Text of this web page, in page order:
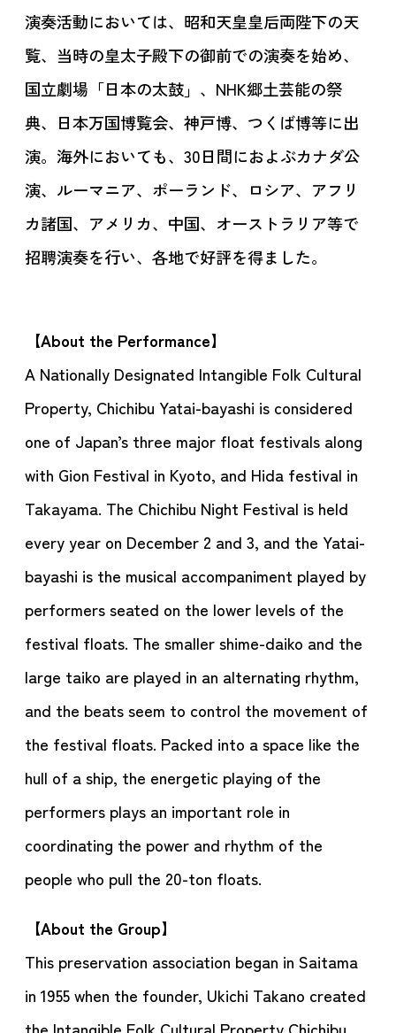
演奏活動においては、昭和天皇皇后両陛下の天
覧、当時の皇太子殿下の御前での演奏を始め、
国立劇場「日本の太鼓」、NHK郷土芸能の祭
典、日本万国博覧会、神戸博、つくば博等に出
演。海外においても、30日間におよぶカナダ公
演、ルーマニア、ポーランド、ロシア、アフリ
カ諸国、アメリカ、中国、オーストラリア等で
招聘演奏を行い、各地で好評を得ました。
【About the Performance】
A Nationally Designated Intangible Folk Cultural
Property, Chichibu Yatai-bayashi is considered
one of Japan’s three major float festivals along
with Gion Festival in Kyoto, and Hida festival in
Takayama. The Chichibu Night Festival is held
every year on December 2 and 3, and the Yatai-
bayashi is the musical accompaniment played by
performers seated on the lower levels of the
festival floats. The smaller shime-daiko and the
large taiko are played in an alternating rhythm,
and the beats seem to control the movement of
the festival floats. Packed into a space like the
hull of a ship, the energetic playing of the
performers plays an important role in
coordinating the power and rhythm of the
people who pull the 20-ton floats.
【About the Group】
This preservation association began in Saitama
in 1955 when the founder, Ukichi Takano created